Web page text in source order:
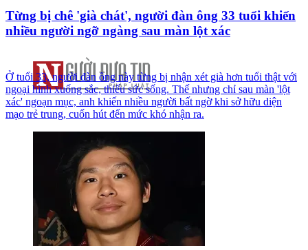
Từng bị chê 'già chát', người đàn ông 33 tuổi khiến
nhiều người ngỡ ngàng sau màn lột xác
Ở tuổi 33, người đàn ông này từng bị nhận xét già hơn tuổi thật với
ngoại hình xuống sắc, thiếu sức sống. Thế nhưng chỉ sau màn 'lột
xác' ngoạn mục, anh khiến nhiều người bất ngờ khi sở hữu diện
mạo trẻ trung, cuốn hút đến mức khó nhận ra.